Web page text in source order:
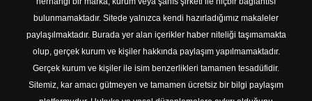
bulunmamaktadır. Sitede yalnızca kendi hazırladığımız makaleler
paylaşılmaktadır. Burada yer alan içerikler haber niteliği taşımamakta
olup, gerçek kurum ve kişiler hakkında paylaşım yapılmamaktadır.
Gerçek kurum ve kişiler ile isim benzerlikleri tamamen tesadüfidir.
Sitemiz, kar amacı gütmeyen ve tamamen ücretsiz bir bilgi paylaşım